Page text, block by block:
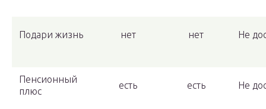
Подари жизнь нет нет Не
Пенсионный
плюс
есть есть Не